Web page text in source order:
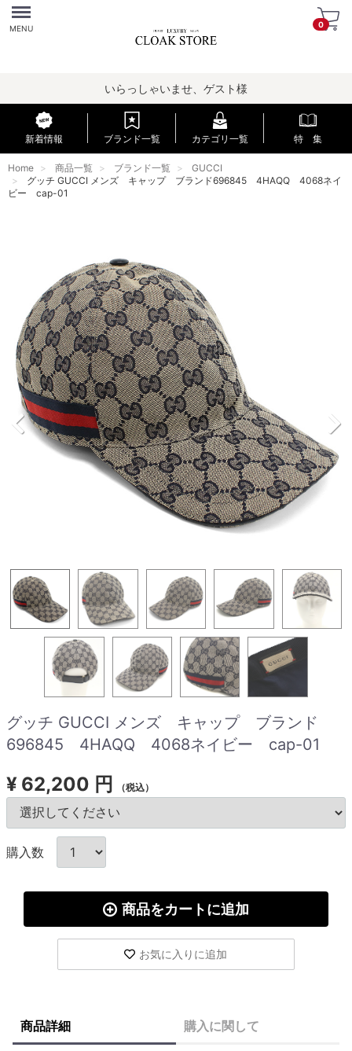
Menu
MENU 0
いらっしゃいませ、ゲスト様
新着情報 ブランド一覧 カテゴリ一覧 特 集
Home 商品一覧 ブランド一覧
GUCCI
グッチ GUCCI メンズ キャップ ブランド696845 4HAQQ 4068ネイ
ビー cap-01
グッチ GUCCI メンズ キャップ ブランド
696845 4HAQQ 4068ネイビー cap-01
¥ 62,200 円 （税込）
購入数
商品をカートに追加
お気に入りに追加
商品詳細 購入に関して